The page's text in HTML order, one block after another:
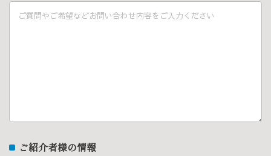
ご紹介者様の情報